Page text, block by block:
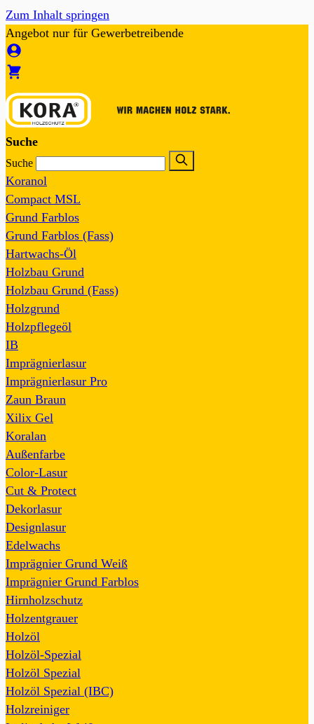
Zum Inhalt springen
Angebot nur für Gewerbetreibende
Suche
Suche
Koranol
Compact MSL
Grund Farblos
Grund Farblos (Fass)
Hartwachs-Öl
Holzbau Grund
Holzbau Grund (Fass)
Holzgrund
Holzpflegeöl
IB
Imprägnierlasur
Imprägnierlasur Pro
Zaun Braun
Xilix Gel
Koralan
Außenfarbe
Color-Lasur
Cut & Protect
Dekorlasur
Designlasur
Edelwachs
Imprägnier Grund Weiß
Imprägnier Grund Farblos
Hirnholzschutz
Holzentgrauer
Holzöl
Holzöl-Spezial
Holzöl Spezial
Holzöl Spezial (IBC)
Holzreiniger